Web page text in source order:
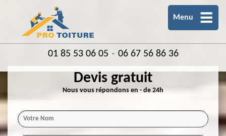
Menu
01 85 53 06 05 - 06 67 56 86 36
Devis gratuit
Nous vous répondons en - de 24h